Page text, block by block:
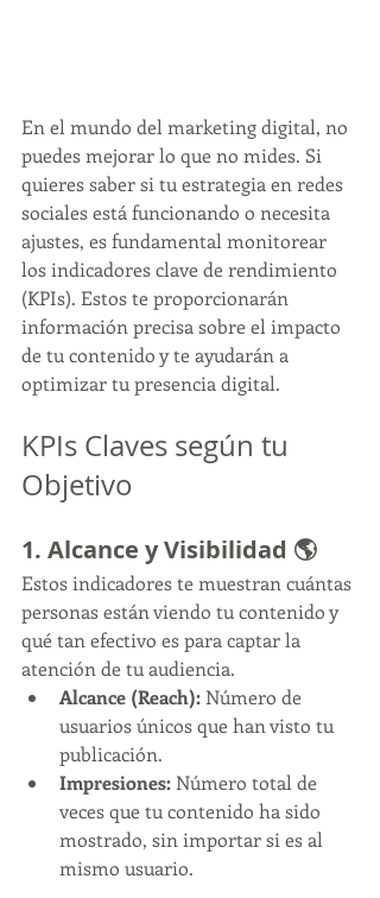
En el mundo del marketing digital, no
puedes mejorar lo que no mides. Si
quieres saber si tu estrategia en redes
sociales está funcionando o necesita
ajustes, es fundamental monitorear
los indicadores clave de rendimiento
(KPIs). Estos te proporcionarán
información precisa sobre el impacto
de tu contenido y te ayudarán a
optimizar tu presencia digital.
KPIs Claves según tu
Objetivo
1. Alcance y Visibilidad 🌎
Estos indicadores te muestran cuántas
personas están viendo tu contenido y
qué tan efectivo es para captar la
atención de tu audiencia.
Alcance (Reach): Número de
usuarios únicos que han visto tu
publicación.
Impresiones: Número total de
veces que tu contenido ha sido
mostrado, sin importar si es al
mismo usuario.